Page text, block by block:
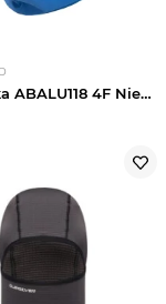
Kominiarka ABALU118 4F Niebieski